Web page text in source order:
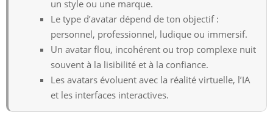
un style ou une marque.
Le type d’avatar dépend de ton objectif :
personnel, professionnel, ludique ou immersif.
Un avatar flou, incohérent ou trop complexe nuit
souvent à la lisibilité et à la confiance.
Les avatars évoluent avec la réalité virtuelle, l’IA
et les interfaces interactives.